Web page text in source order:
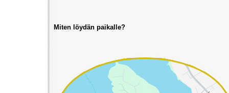
Miten löydän paikalle?